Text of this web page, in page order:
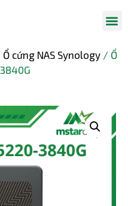
Ổ cứng NAS Synology / Ổ